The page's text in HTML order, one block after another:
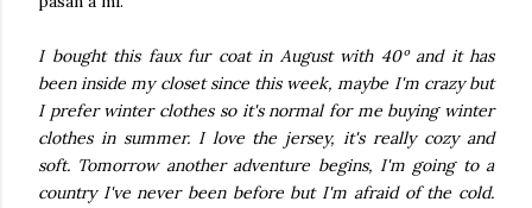
I bought this faux fur coat in August with 40º and it has
been inside my closet since this week, maybe I'm crazy but
I prefer winter clothes so it's normal for me buying winter
clothes in summer. I love the jersey, it's really cozy and
soft. Tomorrow another adventure begins, I'm going to a
country I've never been before but I'm afraid of the cold.